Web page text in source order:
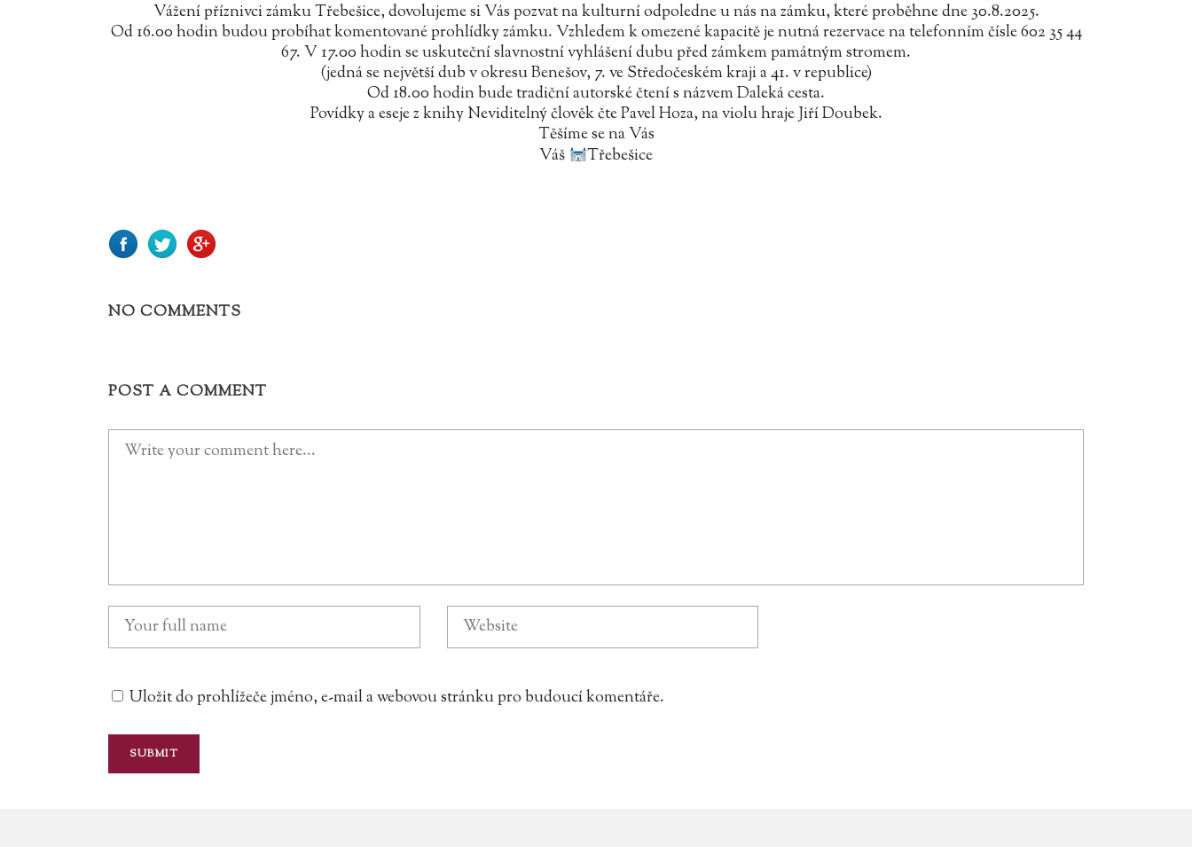
Vážení příznivci zámku Třebešice, dovolujeme si Vás pozvat na kulturní odpoledne u nás na zámku, které proběhne dne 30.8.2025.
Od 16.00 hodin budou probíhat komentované prohlídky zámku. Vzhledem k omezené kapacitě je nutná rezervace na telefonním čísle 602 35 44
67. V 17.00 hodin se uskuteční slavnostní vyhlášení dubu před zámkem památným stromem.
(jedná se největší dub v okresu Benešov, 7. ve Středočeském kraji a 41. v republice)
Od 18.00 hodin bude tradiční autorské čtení s názvem Daleká cesta.
Povídky a eseje z knihy Neviditelný člověk čte Pavel Hoza, na violu hraje Jiří Doubek.
Těšíme se na Vás
Váš
Třebešice
NO COMMENTS
POST A COMMENT
Uložit do prohlížeče jméno, e-mail a webovou stránku pro budoucí komentáře.